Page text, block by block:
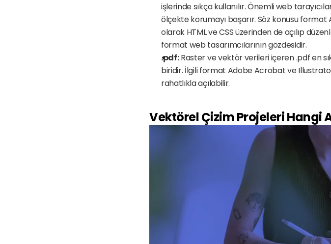
işlerinde sıkça kullanılır. Önemli web
ölçekte korumayı başarır. Söz konusu
olarak HTML ve CSS üzerinden de açılıp
format web tasarımcılarının gözdesidir.
.pdf: Raster ve vektör verileri içeren .pdf en
biridir. İlgili format Adobe Acrobat ve
rahatlıkla açılabilir.
Vektörel Çizim Projeleri Hangi